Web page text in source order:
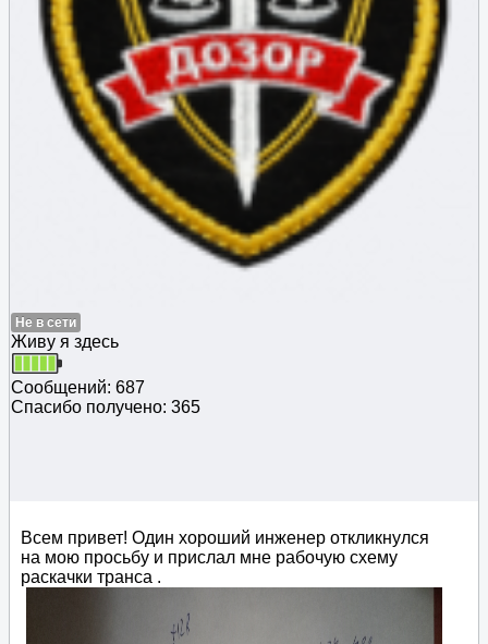
Не в сети
Живу я здесь
Сообщений: 687
Спасибо получено: 365
Всем привет! Один хороший инженер откликнулся
на мою просьбу и прислал мне рабочую схему
раскачки транса .